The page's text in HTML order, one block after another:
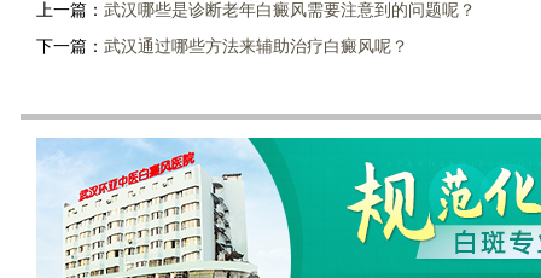
上一篇： 武汉哪些是诊断老年白癜风需要注意到的问题呢？
下一篇： 武汉通过哪些方法来辅助治疗白癜风呢？